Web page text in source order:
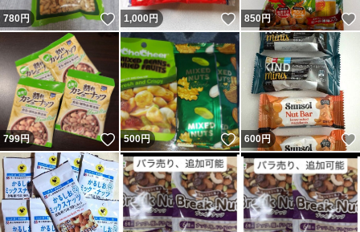
780円 いいね！
1,000円 いいね！
850円
799円 いいね！
500円 いいね！
600円